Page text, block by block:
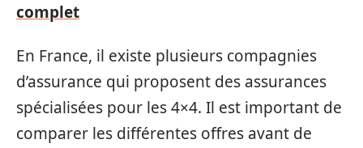
complet
En France, il existe plusieurs compagnies
d’assurance qui proposent des assurances
spécialisées pour les 4×4. Il est important de
comparer les différentes offres avant de